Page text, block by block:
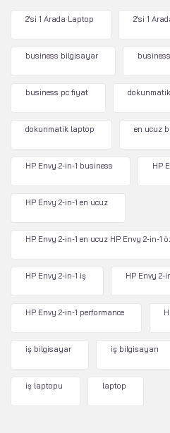
2'si 1 Arada Laptop 2'si 1
business bilgisayar
business pc fiyat
dokunmatik laptop en ucuz
HP Envy 2-in-1 business HP
HP Envy 2-in-1 en ucuz
HP Envy 2-in-1 en ucuz HP Envy 2-in-1
HP Envy 2-in-1 iş HP Envy 2-
HP Envy 2-in-1 performance
iş bilgisayar iş bilgisayarı
iş laptopu laptop